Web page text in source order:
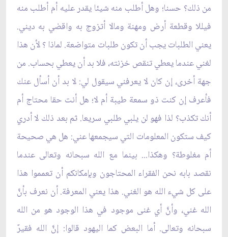
من ذلك؟ حسنا؛ وهل أطلب منه شيئا يقدر عليه أم أطلب منه
فيللا وقطعة أرض ومهنة ومالا أتزوج به واقضي به ديني.
يعني الطلبات يجب أن تكون طلبات متواضعة. لماذا ؟ لأن هذا
لغني عندما يعطي تنقص خزنته، فلا بد أن يعطي بحساب. من
جهة أخرى، إن كان لا يعرفني سيقول لي: لا بد أن أسأل عنك
فأعرف إن كنت ذو سمعة طيبة أم لا؛ هل أنت حقا محتاج أم
أنك تكذب؟ لذا فهو لن يلبي طلبي سريعا. ثم بعد ذلك لا أدري
كيف ستكون المعلومات التي سيجمعها عني: هل هي صحيحة
أم مغلوطة؟ وهكذا... بينما مع الله سبحانه وتعالى عندما
نقصد بابه نحن الفقراء المحتاجون وبإمكانكم أن تعمموا هذا
على كل شيء الله هو الغني. هذا يعني المعرفة. أن نعرف بأنَّ
الله غني، وأنَّ أي غنى موجود في هذا الوجود هو من الله
سبحانه وتعالى. أما البعض كما اليهود قالوا: إنَّ الله فقيرٌ